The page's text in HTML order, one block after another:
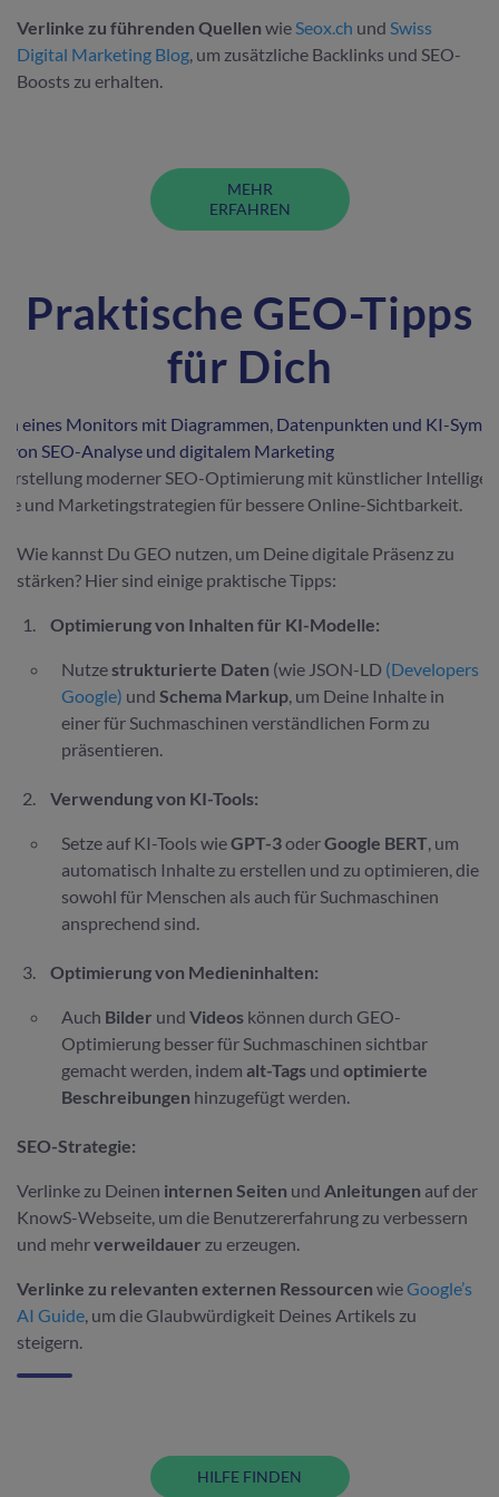
Verlinke zu führenden Quellen wieSeox.ch und Swiss
Digital Marketing Blog, um zusätzliche Backlinks und SEO-
Boosts zu erhalten.
MEHR
ERFAHREN
Praktische GEO-Tipps
für Dich
moderner SEO-Optimierung mit künstlicher
und Marketingstrategien für bessere Online-Sichtbarkeit.
Wie kannst Du GEO nutzen, um Deine digitale Präsenz zu
stärken? Hier sind einige praktische Tipps:
Optimierung von Inhalten für KI-Modelle:
Nutzestrukturierte Daten (wie JSON-LD (Developers
Google) und Schema Markup, um Deine Inhalte in
einer für Suchmaschinen verständlichen Form zu
präsentieren.
Verwendung von KI-Tools:
Setze auf KI-Tools wieGPT-3oderGoogle BERT, um
automatisch Inhalte zu erstellen und zu optimieren, die
sowohl für Menschen als auch für Suchmaschinen
ansprechend sind.
Optimierung von Medieninhalten:
Auch Bilder und Videos können durch GEO-
Optimierung besser für Suchmaschinen sichtbar
gemacht werden, indem alt-Tags und optimierte
Beschreibungen hinzugefügt werden.
SEO-Strategie:
Verlinke zu Deinen internen Seiten und Anleitungen auf der
KnowS-Webseite, um die Benutzererfahrung zu verbessern
und mehrverweildauer zu erzeugen.
Verlinke zu relevanten externen Ressourcen wieGoogle’s
AI Guide, um die Glaubwürdigkeit Deines Artikels zu
steigern.
HILFE FINDEN